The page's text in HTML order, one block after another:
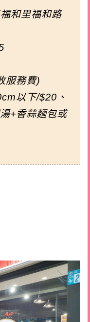
和里福和路
服務費)
以下/$20、
+香蒜麵包或